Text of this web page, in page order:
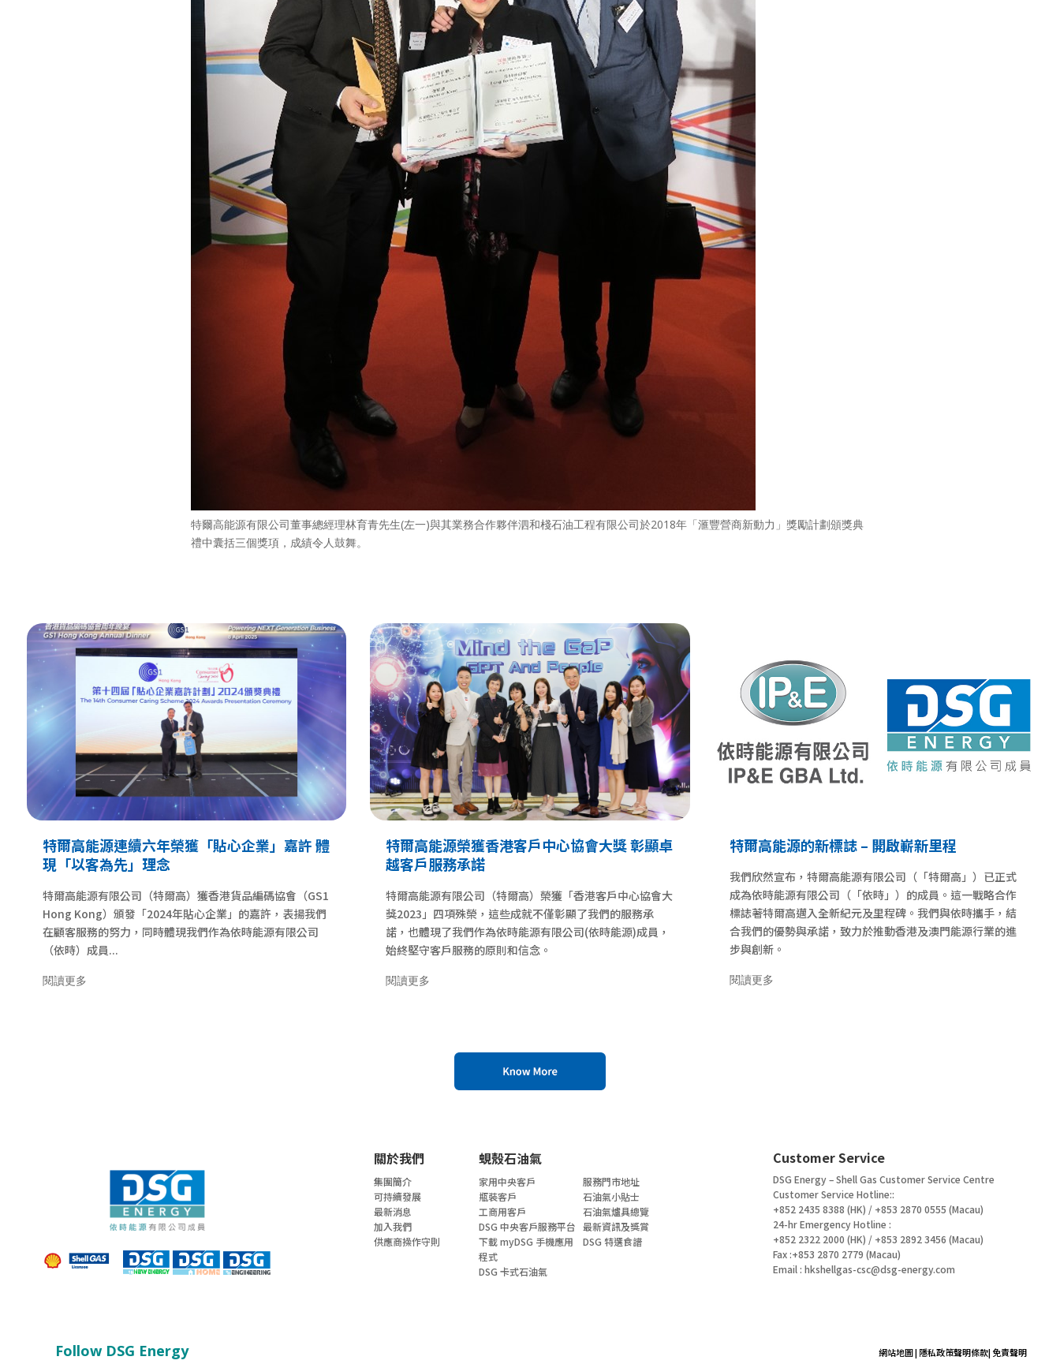
特爾高能源有限公司董事總經理林育青先生(左一)與其業務合作夥伴泗和棧石油工程有限公司於2018年「滙豐營商新動力」獎勵計劃頒獎典
禮中囊括三個獎項，成績令人鼓舞。
特爾高能源連續六年榮獲「貼心企業」嘉許 體
現「以客為先」理念
特爾高能源有限公司（特爾高）獲香港貨品編碼協會（GS1
Hong Kong）頒發「2024年貼心企業」的嘉許，表揚我們
在顧客服務的努力，同時體現我們作為依時能源有限公司
（依時）成員...
閱讀更多
特爾高能源榮獲香港客戶中心協會大獎 彰顯卓
越客戶服務承諾
特爾高能源有限公司（特爾高）榮獲「香港客戶中心協會大
獎2023」四項殊榮，這些成就不僅彰顯了我們的服務承
諾，也體現了我們作為依時能源有限公司(依時能源)成員，
始終堅守客戶服務的原則和信念。
閱讀更多
特爾高能源的新標誌 – 開啟嶄新里程
我們欣然宣布，特爾高能源有限公司（「特爾高」）已正式
成為依時能源有限公司（「依時」）的成員。這一戰略合作
標誌著特爾高邁入全新紀元及里程碑。我們與依時攜手，結
合我們的優勢與承諾，致力於推動香港及澳門能源行業的進
步與創新。
閱讀更多
關於我們 蜆殼石油氣
集團簡介
可持續發展
最新消息
加入我們
供應商操作守則
家用中央客戶
瓶裝客戶
工商用客戶
DSG 中央客戶服務平台
下載 myDSG 手機應用
程式
DSG 卡式石油氣
服務門市地址
石油氣小貼士
石油氣爐具總覽
最新資訊及獎賞
DSG 特選食譜
Customer Service
DSG Energy – Shell Gas Customer Service Centre
Customer Service Hotline::
+852 2435 8388 (HK) / +853 2870 0555 (Macau)
24-hr Emergency Hotline :
+852 2322 2000 (HK) / +853 2892 3456 (Macau)
Fax :+853 2870 2779 (Macau)
Email :hkshellgas-csc@dsg-energy.com
Follow DSG Energy 網站地圖| 隱私政策聲明條款| 免責聲明